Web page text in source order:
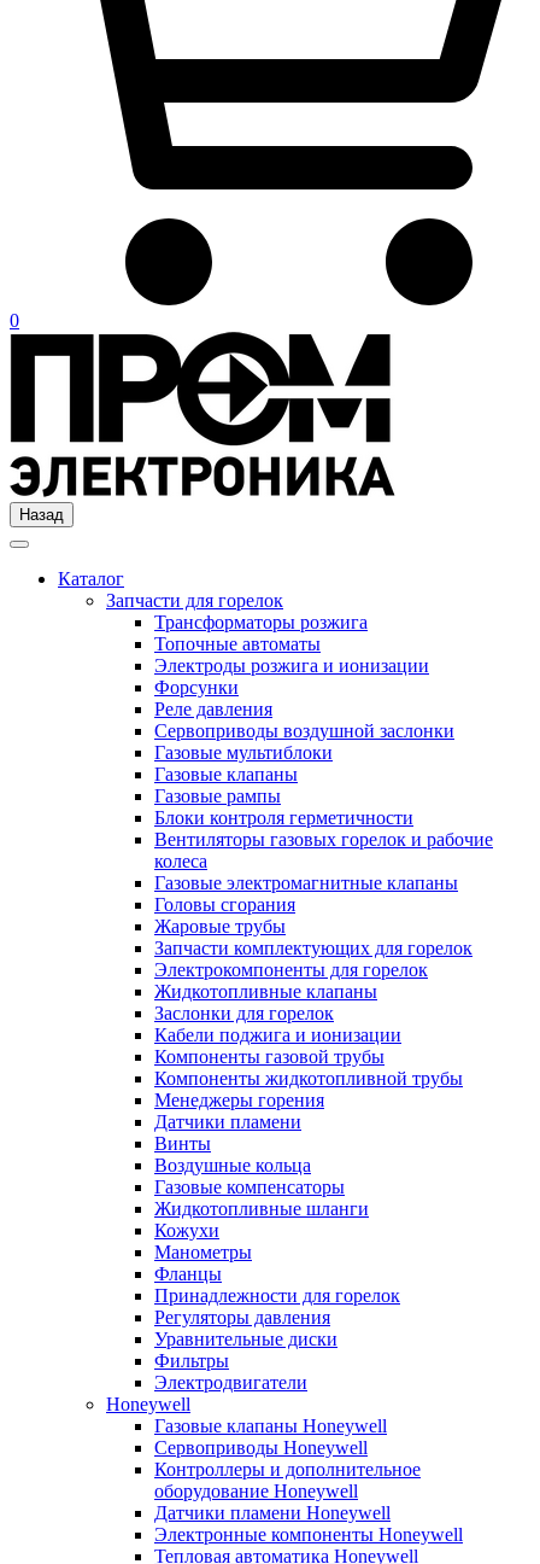
0
Назад
Каталог
Запчасти для горелок
Трансформаторы розжига
Топочные автоматы
Электроды розжига и ионизации
Форсунки
Реле давления
Сервоприводы воздушной заслонки
Газовые мультиблоки
Газовые клапаны
Газовые рампы
Блоки контроля герметичности
Вентиляторы газовых горелок и рабочие
колеса
Газовые электромагнитные клапаны
Головы сгорания
Жаровые трубы
Запчасти комплектующих для горелок
Электрокомпоненты для горелок
Жидкотопливные клапаны
Заслонки для горелок
Кабели поджига и ионизации
Компоненты газовой трубы
Компоненты жидкотопливной трубы
Менеджеры горения
Датчики пламени
Винты
Воздушные кольца
Газовые компенсаторы
Жидкотопливные шланги
Кожухи
Манометры
Фланцы
Принадлежности для горелок
Регуляторы давления
Уравнительные диски
Фильтры
Электродвигатели
Honeywell
Газовые клапаны Honeywell
Сервоприводы Honeywell
Контроллеры и дополнительное
оборудование Honeywell
Датчики пламени Honeywell
Электронные компоненты Honeywell
Тепловая автоматика Honeywell